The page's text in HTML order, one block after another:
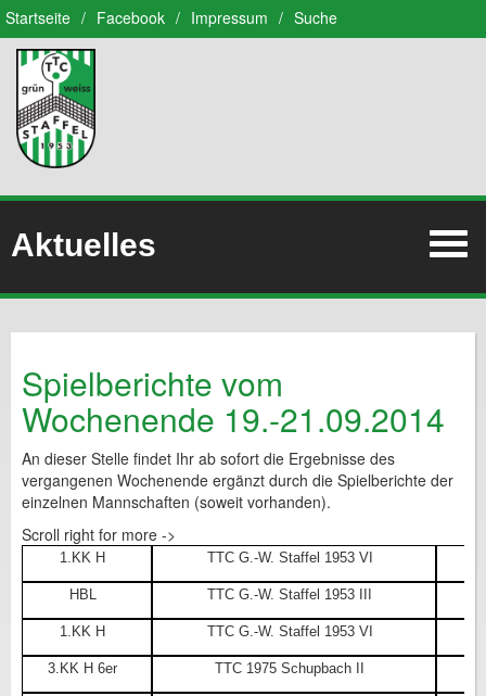
Startseite / Facebook / Impressum / Suche
Aktuelles
Spielberichte vom
Wochenende 19.-21.09.2014
An dieser Stelle findet Ihr ab sofort die Ergebnisse des
vergangenen Wochenende ergänzt durch die Spielberichte der
einzelnen Mannschaften (soweit vorhanden).
Scroll right for more ->
1.KK H TTC G.-W. Staffel 1953 VI
HBL TTC G.-W. Staffel 1953 III
1.KK H TTC G.-W. Staffel 1953 VI
3.KK H 6er TTC 1975 Schupbach II